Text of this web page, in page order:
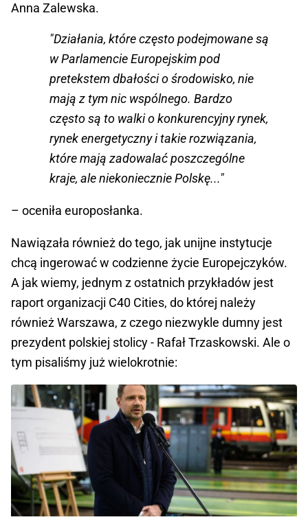
Anna Zalewska.
"Działania, które często podejmowane są
w Parlamencie Europejskim pod
pretekstem dbałości o środowisko, nie
mają z tym nic wspólnego. Bardzo
często są to walki o konkurencyjny rynek,
rynek energetyczny i takie rozwiązania,
które mają zadowalać poszczególne
kraje, ale niekoniecznie Polskę..."
– oceniła europosłanka.
Nawiązała również do tego, jak unijne instytucje
chcą ingerować w codzienne życie Europejczyków.
A jak wiemy, jednym z ostatnich przykładów jest
raport organizacji C40 Cities, do której należy
również Warszawa, z czego niezwykle dumny jest
prezydent polskiej stolicy - Rafał Trzaskowski. Ale o
tym pisaliśmy już wielokrotnie: